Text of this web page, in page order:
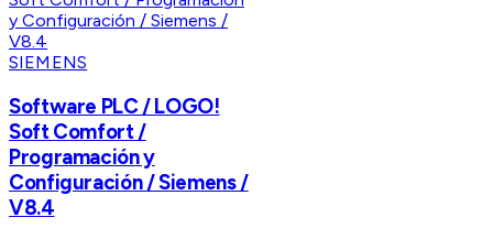
SIEMENS
Software PLC / LOGO!
Soft Comfort /
Programación y
Configuración / Siemens /
V8.4